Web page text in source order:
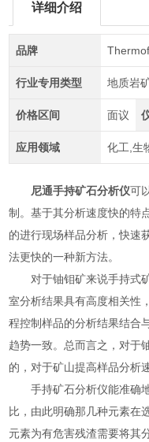
详细介绍
品牌
行业专用类型 地质岩
价格区间 面议
应用领域 化工,生
尼通手持矿石分析仪可
制。基于其分析速度快的特
的进行现场样品分析，快速
法更快的一种新方法。
对于铀钼矿来说手持式矿
室分析结果具有高度相关性
程控制样品的分析结果结合
趋势一致。总而言之，对于
的，对于矿山提高样品分析
手持矿石分析仪能准确地
比，由此明确那几种元素在
元素为有危害残渣需要将其